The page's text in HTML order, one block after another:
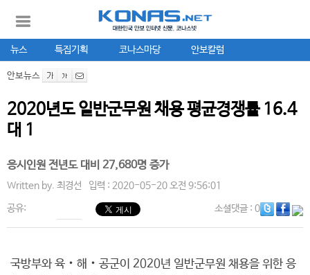
뉴스 특집기획 코나스마당 안보칼럼
안보뉴스
2020년도 일반군무원 채용 평균경쟁률 16.4
대 1
응시인원 전년도 대비 27,680명 증가
Written by. 최경선 입력 : 2020-05-20 오전 9:56:01
공유: 소셜댓글: 0
국방부와 육‧해‧공군이 2020년 일반군무원 채용을 위한 응